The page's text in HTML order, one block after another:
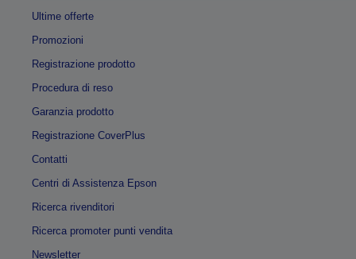
Ultime offerte
Promozioni
Registrazione prodotto
Procedura di reso
Garanzia prodotto
Registrazione CoverPlus
Contatti
Centri di Assistenza Epson
Ricerca rivenditori
Ricerca promoter punti vendita
Newsletter